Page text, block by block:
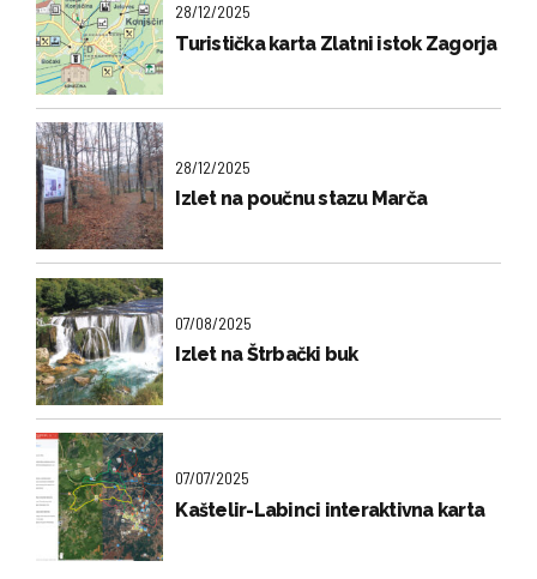
28/12/2025
Turistička karta Zlatni istok Zagorja
28/12/2025
Izlet na poučnu stazu Marča
07/08/2025
Izlet na Štrbački buk
07/07/2025
Kaštelir-Labinci interaktivna karta